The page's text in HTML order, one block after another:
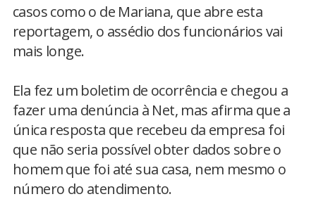
casos como o de Mariana, que abre esta
reportagem, o assédio dos funcionários vai
mais longe.
Ela fez um boletim de ocorrência e chegou a
fazer uma denúncia à Net, mas afirma que a
única resposta que recebeu da empresa foi
que não seria possível obter dados sobre o
homem que foi até sua casa, nem mesmo o
número do atendimento.